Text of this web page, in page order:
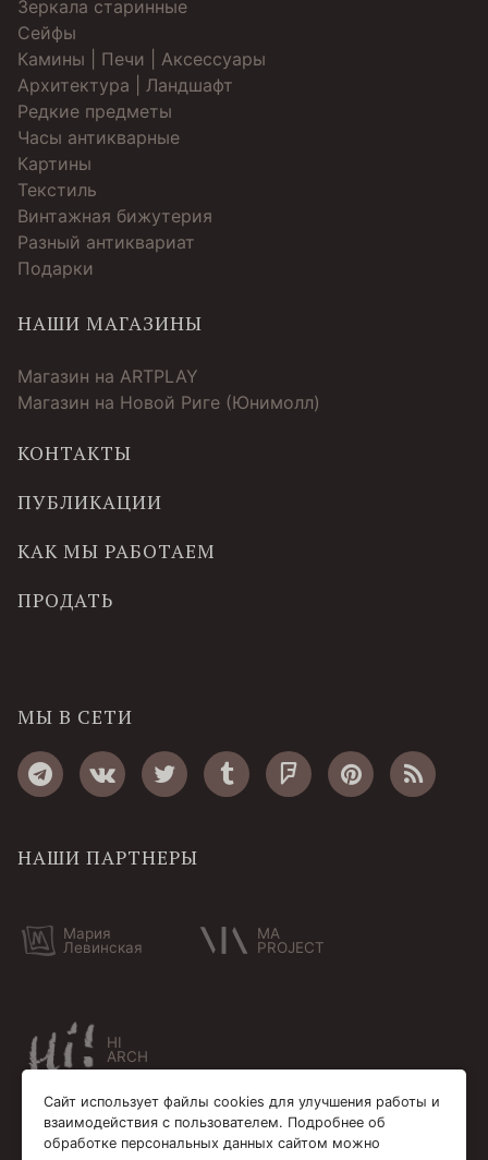
Зеркала старинные
Cейфы
Камины | Печи | Аксессуары
Архитектура | Ландшафт
Редкие предметы
Часы антикварные
Картины
Текстиль
Винтажная бижутерия
Разный антиквариат
Подарки
НАШИ МАГАЗИНЫ
Магазин на ARTPLAY
Магазин на Новой Риге (Юнимолл)
КОНТАКТЫ
ПУБЛИКАЦИИ
КАК МЫ РАБОТАЕМ
ПРОДАТЬ
МЫ В СЕТИ
НАШИ ПАРТНЕРЫ
Мария
Левинская
MA
PROJECT
HI
ARCH
Сайт использует файлы cookies для улучшения работы и
взаимодействия с пользователем. Подробнее об
обработке персональных данных сайтом можно